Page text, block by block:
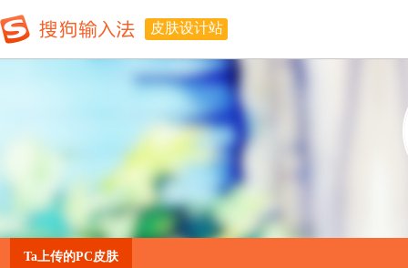
皮肤设计站
Ta上传的PC皮肤